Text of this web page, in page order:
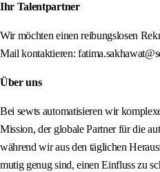
Ihr Talentpartner
Wir möchten einen reibungslosen
Mail kontaktieren:
Über uns
Bei sewts automatisieren wir
Mission, der globale Partner für die
während wir aus den täglichen
mutig genug sind, einen Einfluss zu